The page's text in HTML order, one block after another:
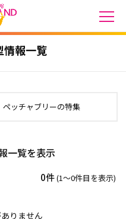
情報一覧
ペッチャブリーの特集
一覧を表示
0件(1〜0件目を表示)
りません